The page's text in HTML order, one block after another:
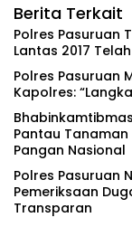
Berita Terkait
Polres Pasuruan
Lantas 2017
‎Polres Pasuruan
Kapolres:
Pantau
Pangan Nasional
‎Polres Pasuruan
Pemeriksaan
Transparan